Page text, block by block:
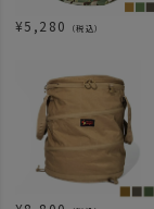
¥5,280 （税込）